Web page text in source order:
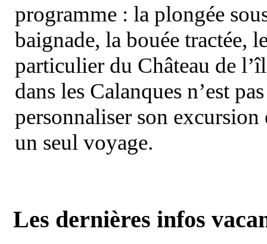
programme : la plongée
baignade, la bouée tractée,
particulier du Château de
dans les Calanques n’est
personnaliser son
un seul voyage.
Les dernières infos